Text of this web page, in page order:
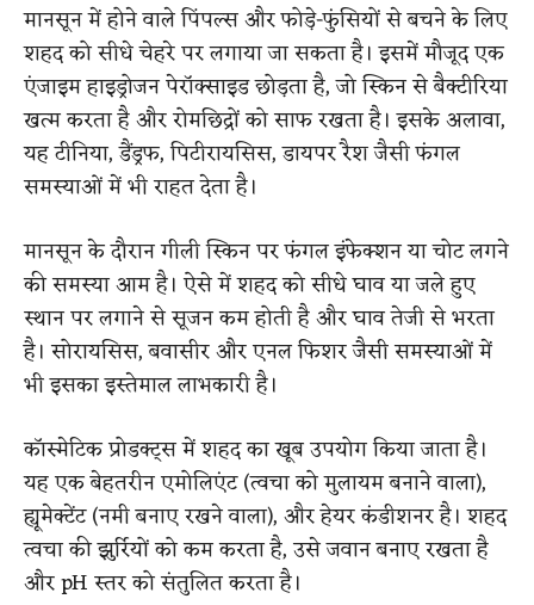
मानसून में होने वाले पिंपल्स और फोड़े-फुंसियों से बचने के लिए
शहद को सीधे चेहरे पर लगाया जा सकता है। इसमें मौजूद एक
एंजाइम हाइड्रोजन पेरॉक्साइड छोड़ता है, जो स्किन से बैक्टीरिया
खत्म करता है और रोमछिद्रों को साफ रखता है। इसके अलावा,
यह टीनिया, डैंड्रफ, पिटीरायसिस, डायपर रैश जैसी फंगल
समस्याओं में भी राहत देता है।
मानसून के दौरान गीली स्किन पर फंगल इंफेक्शन या चोट लगने
की समस्या आम है। ऐसे में शहद को सीधे घाव या जले हुए
स्थान पर लगाने से सूजन कम होती है और घाव तेजी से भरता
है। सोरायसिस, बवासीर और एनल फिशर जैसी समस्याओं में
भी इसका इस्तेमाल लाभकारी है।
कॉस्मेटिक प्रोडक्ट्स में शहद का खूब उपयोग किया जाता है।
यह एक बेहतरीन एमोलिएंट (त्वचा को मुलायम बनाने वाला),
ह्यूमेक्टेंट (नमी बनाए रखने वाला), और हेयर कंडीशनर है। शहद
त्वचा की झुर्रियों को कम करता है, उसे जवान बनाए रखता है
और pH स्तर को संतुलित करता है।